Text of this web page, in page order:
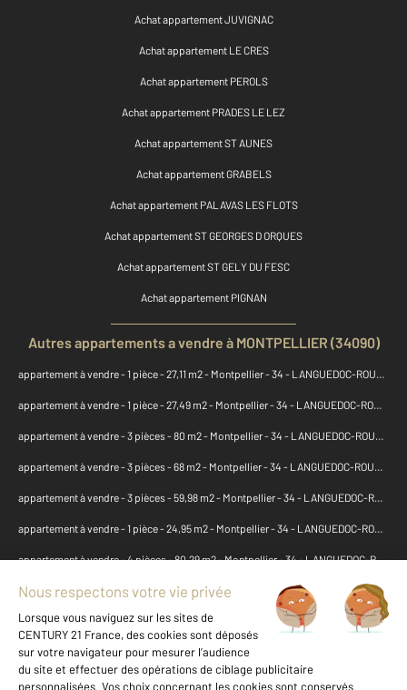
Achat appartement JUVIGNAC
Achat appartement LE CRES
Achat appartement PEROLS
Achat appartement PRADES LE LEZ
Achat appartement ST AUNES
Achat appartement GRABELS
Achat appartement PALAVAS LES FLOTS
Achat appartement ST GEORGES D ORQUES
Achat appartement ST GELY DU FESC
Achat appartement PIGNAN
Autres appartements a vendre à MONTPELLIER (34090)
appartement à vendre - 1 pièce - 27,11 m2 - Montpellier - 34 - LANGUEDOC-ROUSSILLON
appartement à vendre - 1 pièce - 27,49 m2 - Montpellier - 34 - LANGUEDOC-ROUSSILLON
appartement à vendre - 3 pièces - 80 m2 - Montpellier - 34 - LANGUEDOC-ROUSSILLON
appartement à vendre - 3 pièces - 68 m2 - Montpellier - 34 - LANGUEDOC-ROUSSILLON
appartement à vendre - 3 pièces - 59,98 m2 - Montpellier - 34 - LANGUEDOC-ROUSSILLON
appartement à vendre - 1 pièce - 24,95 m2 - Montpellier - 34 - LANGUEDOC-ROUSSILLON
appartement à vendre - 4 pièces - 80,29 m2 - Montpellier - 34 - LANGUEDOC-ROUSSILLON
appartement à vendre - 2 pièces - 48,87 m2 - Montpellier - 34 - LANGUEDOC-ROUSSILLON
appartement à vendre - 1 pièce - 21,90 m2 - Montpellier - 34 - LANGUEDOC-ROUSSILLON